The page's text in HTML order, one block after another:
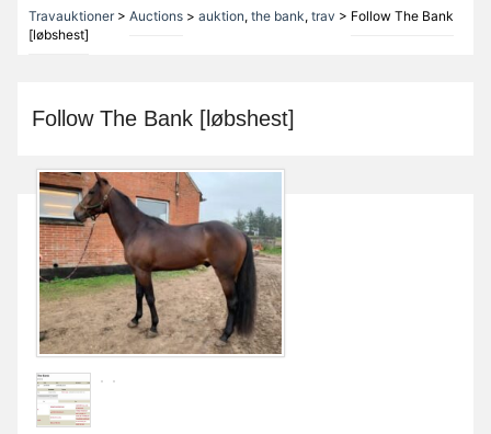
Travauktioner> Auctions> auktion, the bank, trav > Follow The Bank
[løbshest]
Follow The Bank [løbshest]